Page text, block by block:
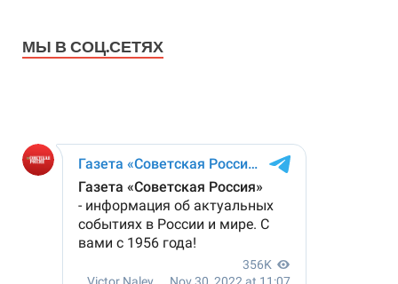
МЫ В СОЦ.СЕТЯХ